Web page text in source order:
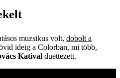
muzsikus volt, dobolt a
ideig a Colorban, mi több,
Katival duettezett.